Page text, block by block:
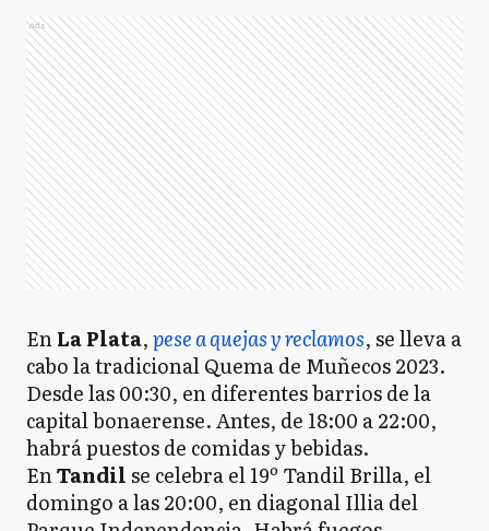
Ads
EnLa Plata,pese a quejas y reclamos, se lleva a
cabo la tradicional Quema de Muñecos 2023.
Desde las 00:30, en diferentes barrios de la
capital bonaerense. Antes, de 18:00 a 22:00,
habrá puestos de comidas y bebidas.
EnTandilse celebra el 19º Tandil Brilla, el
domingo a las 20:00, en diagonal Illia del